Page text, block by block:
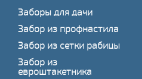
Заборы для дачи
Забор из профнастила
Забор из сетки рабицы
Забор из
евроштакетника